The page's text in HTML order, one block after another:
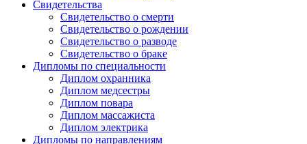
Свидетельства
Свидетельство о смерти
Свидетельство о рождении
Свидетельство о разводе
Свидетельство о браке
Дипломы по специальности
Диплом охранника
Диплом медсестры
Диплом повара
Диплом массажиста
Диплом электрика
Дипломы по направлениям